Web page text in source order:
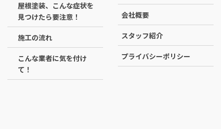
屋根塗装、こんな症状を
見つけたら要注意！
施工の流れ
こんな業者に気を付け
て！
会社概要
スタッフ紹介
プライバシーポリシー